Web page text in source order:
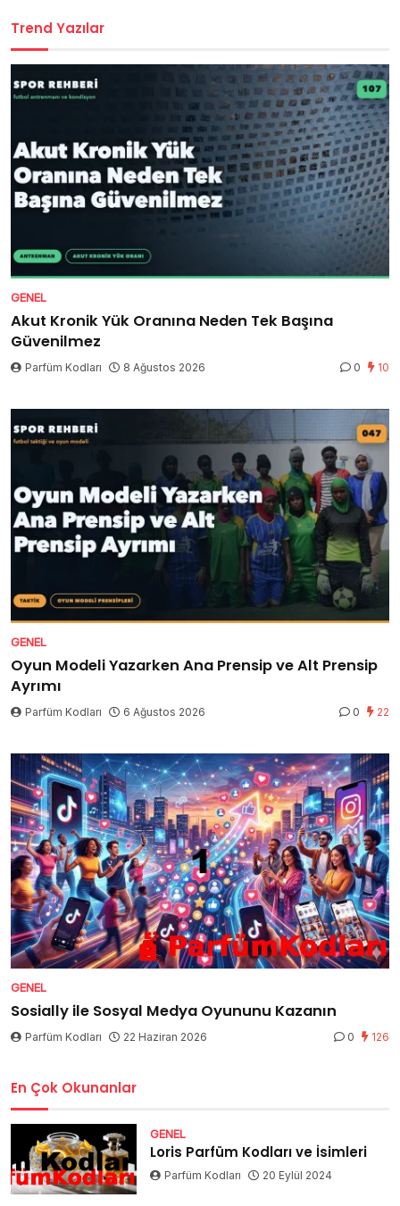
Trend Yazılar
GENEL
Akut Kronik Yük Oranına Neden Tek Başına
Güvenilmez
Parfüm Kodları 8 Ağustos 2026 0 10
GENEL
Oyun Modeli Yazarken Ana Prensip ve Alt Prensip
Ayrımı
Parfüm Kodları 6 Ağustos 2026 0 22
GENEL
Sosially ile Sosyal Medya Oyununu Kazanın
Parfüm Kodları 22 Haziran 2026 0 126
En Çok Okunanlar
GENEL
Loris Parfüm Kodları ve İsimleri
Parfüm Kodları 20 Eylül 2024